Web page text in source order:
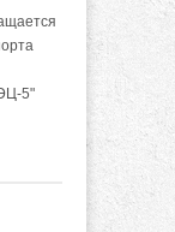
5"